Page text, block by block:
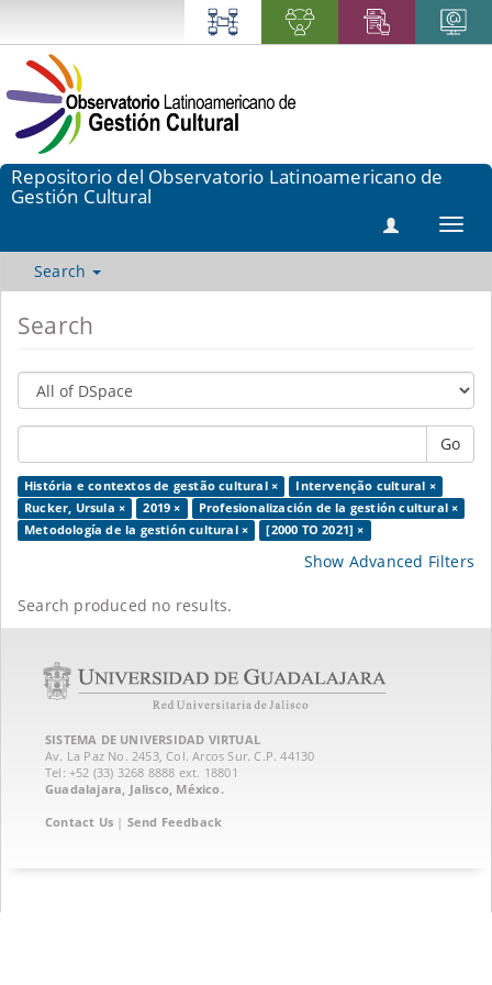
Repositorio del Observatorio Latinoamericano de
Gestión Cultural
Search
Search
Go
História e contextos de gestão cultural ×
Intervenção cultural ×
Rucker, Ursula ×
2019 ×
Profesionalización de la gestión cultural ×
Metodología de la gestión cultural ×
[2000 TO 2021] ×
Show Advanced Filters
Search produced no results.
SISTEMA DE UNIVERSIDAD VIRTUAL
Av. La Paz No. 2453, Col. Arcos Sur. C.P. 44130
Tel: +52 (33) 3268 8888‏ ext. 18801
Guadalajara, Jalisco, México.
Contact Us | Send Feedback